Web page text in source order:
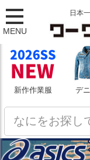
MENU
日本
新作作業服 デ